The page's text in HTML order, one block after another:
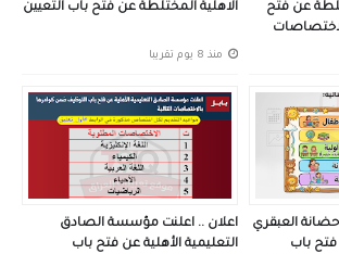
عن فتح
الاهلية المختلطة عن فتح باب التعيين
منذ 8 يوم تقريبا
العبقري
فتح باب
اعلان .. اعلنت مؤسسة الصادق
التعليمية الأهلية عن فتح باب